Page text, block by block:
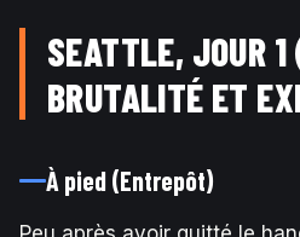
SEATTLE, JOUR
BRUTALITÉ ET
À pied (Entrepôt)